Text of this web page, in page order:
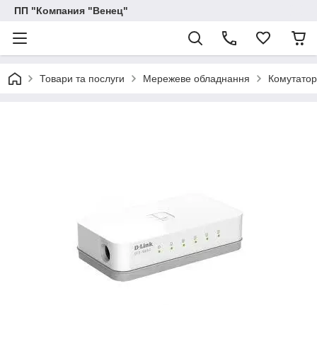
ПП "Компания "Венец"
Товари та послуги Мережеве обладнання